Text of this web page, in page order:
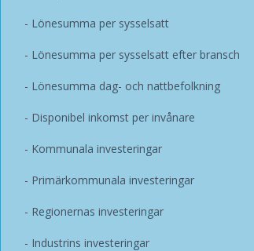
Lönesumma per sysselsatt
Lönesumma per sysselsatt efter bransch
Lönesumma dag- och nattbefolkning
Disponibel inkomst per invånare
Kommunala investeringar
Primärkommunala investeringar
Regionernas investeringar
Industrins investeringar